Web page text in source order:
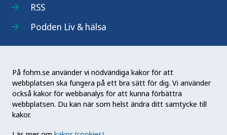
På fohm.se använder vi nödvändiga kakor för att
webbplatsen ska fungera på ett bra sätt för dig. Vi använder
också kakor för webbanalys för att kunna förbättra
webbplatsen. Du kan när som helst ändra ditt samtycke till
kakor.
RSS
Podden Liv & hälsa
Folkhälsomyndigheten (Fohm) är en nationell
kunskapsmyndighet som arbetar för en bättre
folkhälsa. Det gör myndigheten genom att